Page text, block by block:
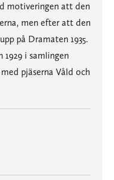
motiveringen att den
men efter att den
på Dramaten 1935.
i samlingen
pjäserna Våld och